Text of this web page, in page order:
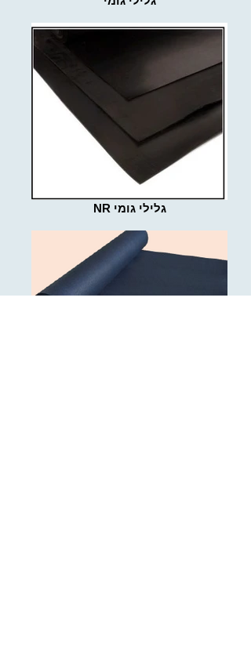
NR גלילי גומי